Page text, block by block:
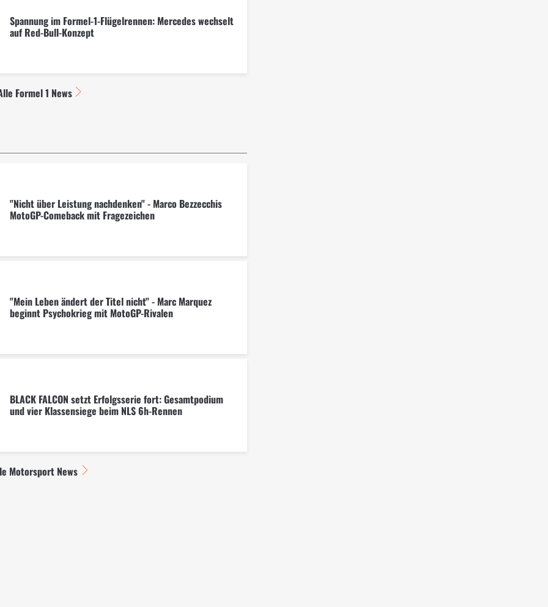
Spannung im Formel-1-Flügelrennen: Mercedes wechselt
auf Red-Bull-Konzept
Formel 1 News
"Nicht über Leistung nachdenken" - Marco Bezzecchis
MotoGP-Comeback mit Fragezeichen
"Mein Leben ändert der Titel nicht" - Marc Marquez
beginnt Psychokrieg mit MotoGP-Rivalen
BLACK FALCON setzt Erfolgsserie fort: Gesamtpodium
und vier Klassensiege beim NLS 6h-Rennen
Motorsport News